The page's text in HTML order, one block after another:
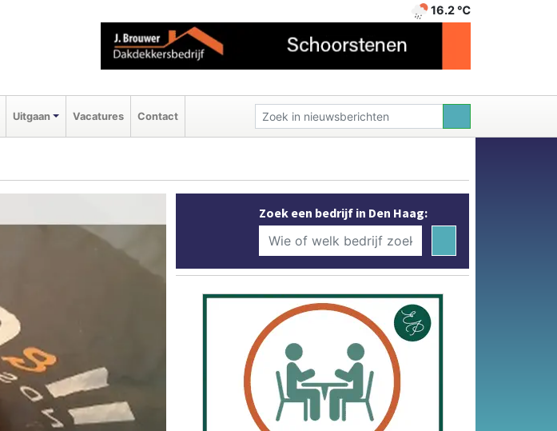
16.2 ℃
Uitgaan Vacatures Contact
Zoek een bedrijf in Den Haag: